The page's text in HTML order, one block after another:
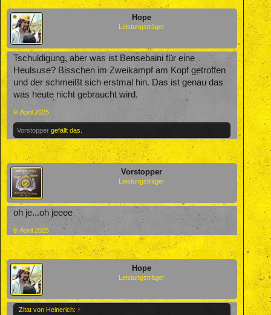
Hope
Leistungsträger
Tschuldigung, aber was ist Bensebaini für eine
Heulsuse? Bisschen im Zweikampf am Kopf getroffen
und der schmeißt sich erstmal hin. Das ist genau das
was heute nicht gebraucht wird.
9. April 2025
Vorstopper gefällt das.
Vorstopper
Leistungsträger
oh je...oh jeeee
9. April 2025
Hope
Leistungsträger
Zitat von Heinerich: ↑